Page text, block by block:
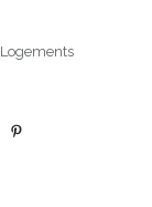
Logements